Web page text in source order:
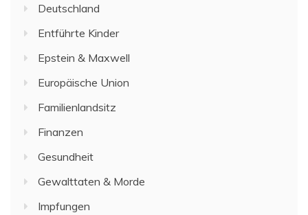
Deutschland
Entführte Kinder
Epstein & Maxwell
Europäische Union
Familienlandsitz
Finanzen
Gesundheit
Gewalttaten & Morde
Impfungen